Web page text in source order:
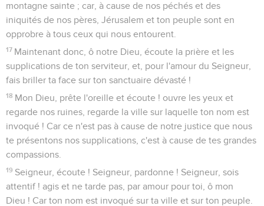
montagne sainte ; car, à cause de nos péchés et des
iniquités de nos pères, Jérusalem et ton peuple sont en
opprobre à tous ceux qui nous entourent.
17 Maintenant donc, ô notre Dieu, écoute la prière et les
supplications de ton serviteur, et, pour l'amour du Seigneur,
fais briller ta face sur ton sanctuaire dévasté !
18 Mon Dieu, prête l'oreille et écoute ! ouvre les yeux et
regarde nos ruines, regarde la ville sur laquelle ton nom est
invoqué ! Car ce n'est pas à cause de notre justice que nous
te présentons nos supplications, c'est à cause de tes grandes
compassions.
19 Seigneur, écoute ! Seigneur, pardonne ! Seigneur, sois
attentif ! agis et ne tarde pas, par amour pour toi, ô mon
Dieu ! Car ton nom est invoqué sur ta ville et sur ton peuple.